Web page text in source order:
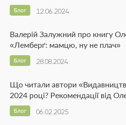
12.06.2024
Блог
Валерій Залужний про книгу
«Лемберґ: мамцю, ну не плач»
28.08.2024
Блог
Що читали автори
2024 році? Рекомендації від
06.02.2025
Блог